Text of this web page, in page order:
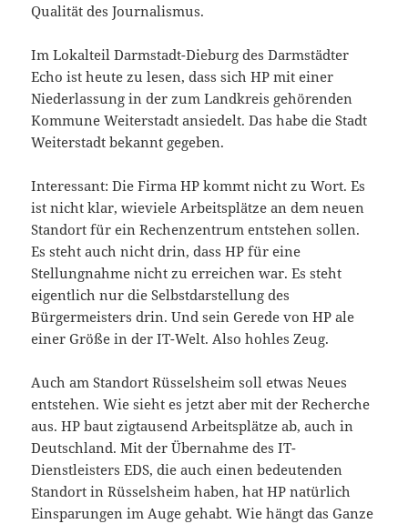
Qualität des Journalismus.
Im Lokalteil Darmstadt-Dieburg des Darmstädter
Echo ist heute zu lesen, dass sich HP mit einer
Niederlassung in der zum Landkreis gehörenden
Kommune Weiterstadt ansiedelt. Das habe die Stadt
Weiterstadt bekannt gegeben.
Interessant: Die Firma HP kommt nicht zu Wort. Es
ist nicht klar, wieviele Arbeitsplätze an dem neuen
Standort für ein Rechenzentrum entstehen sollen.
Es steht auch nicht drin, dass HP für eine
Stellungnahme nicht zu erreichen war. Es steht
eigentlich nur die Selbstdarstellung des
Bürgermeisters drin. Und sein Gerede von HP ale
einer Größe in der IT-Welt. Also hohles Zeug.
Auch am Standort Rüsselsheim soll etwas Neues
entstehen. Wie sieht es jetzt aber mit der Recherche
aus. HP baut zigtausend Arbeitsplätze ab, auch in
Deutschland. Mit der Übernahme des IT-
Dienstleisters EDS, die auch einen bedeutenden
Standort in Rüsselsheim haben, hat HP natürlich
Einsparungen im Auge gehabt. Wie hängt das Ganze